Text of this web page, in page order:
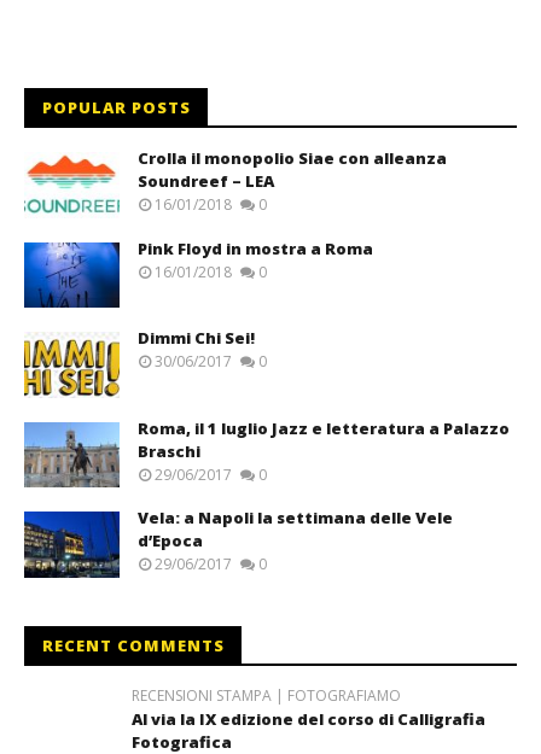
POPULAR POSTS
Crolla il monopolio Siae con alleanza
Soundreef – LEA
16/01/2018 0
Pink Floyd in mostra a Roma
16/01/2018 0
Dimmi Chi Sei!
30/06/2017 0
Roma, il 1 luglio Jazz e letteratura a Palazzo
Braschi
29/06/2017 0
Vela: a Napoli la settimana delle Vele
d’Epoca
29/06/2017 0
RECENT COMMENTS
RECENSIONI STAMPA | FOTOGRAFIAMO
Al via la IX edizione del corso di Calligrafia
Fotografica